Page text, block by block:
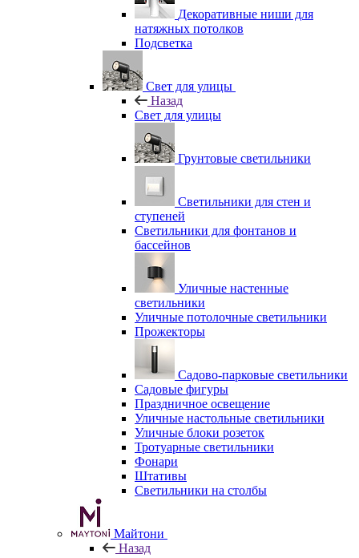
Декоративные ниши для
натяжных потолков
Подсветка
Свет для улицы
Назад
Свет для улицы
Грунтовые светильники
Светильники для стен и
ступеней
Светильники для фонтанов и
бассейнов
Уличные настенные
светильники
Уличные потолочные светильники
Прожекторы
Садово-парковые светильники
Садовые фигуры
Праздничное освещение
Уличные настольные светильники
Уличные блоки розеток
Тротуарные светильники
Фонари
Штативы
Светильники на столбы
Майтони
Назад